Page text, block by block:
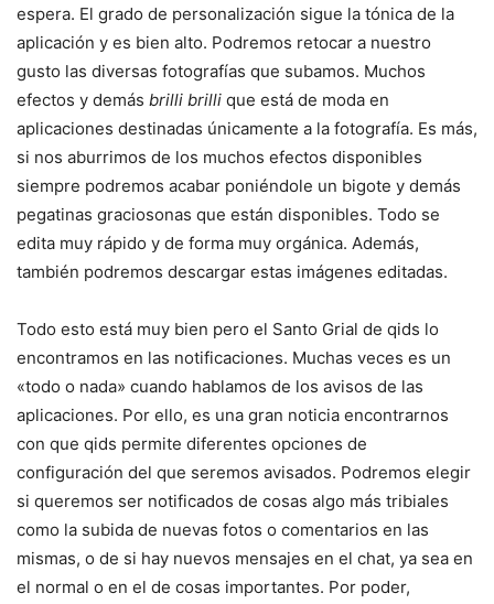
espera. El grado de personalización sigue la tónica de la
aplicación y es bien alto. Podremos retocar a nuestro
gusto las diversas fotografías que subamos. Muchos
efectos y demás brilli brilli que está de moda en
aplicaciones destinadas únicamente a la fotografía. Es más,
si nos aburrimos de los muchos efectos disponibles
siempre podremos acabar poniéndole un bigote y demás
pegatinas graciosonas que están disponibles. Todo se
edita muy rápido y de forma muy orgánica. Además,
también podremos descargar estas imágenes editadas.
Todo esto está muy bien pero el Santo Grial de qids lo
encontramos en las notificaciones. Muchas veces es un
«todo o nada» cuando hablamos de los avisos de las
aplicaciones. Por ello, es una gran noticia encontrarnos
con que qids permite diferentes opciones de
configuración del que seremos avisados. Podremos elegir
si queremos ser notificados de cosas algo más tribiales
como la subida de nuevas fotos o comentarios en las
mismas, o de si hay nuevos mensajes en el chat, ya sea en
el normal o en el de cosas importantes. Por poder,